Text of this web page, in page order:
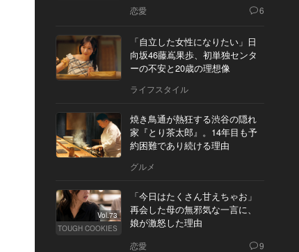
恋愛 6
「自立した女性になりたい」日
向坂46藤嶌果歩、初単独センタ
ーの不安と20歳の理想像
ライフスタイル
焼き鳥通が熱狂する渋谷の隠れ
家『とり茶太郎』。14年目も予
約困難であり続ける理由
グルメ
Vol.73
TOUGH COOKIES
「今日はたくさん甘えちゃお」
再会した母の無邪気な一言に、
娘が激怒した理由
恋愛 9